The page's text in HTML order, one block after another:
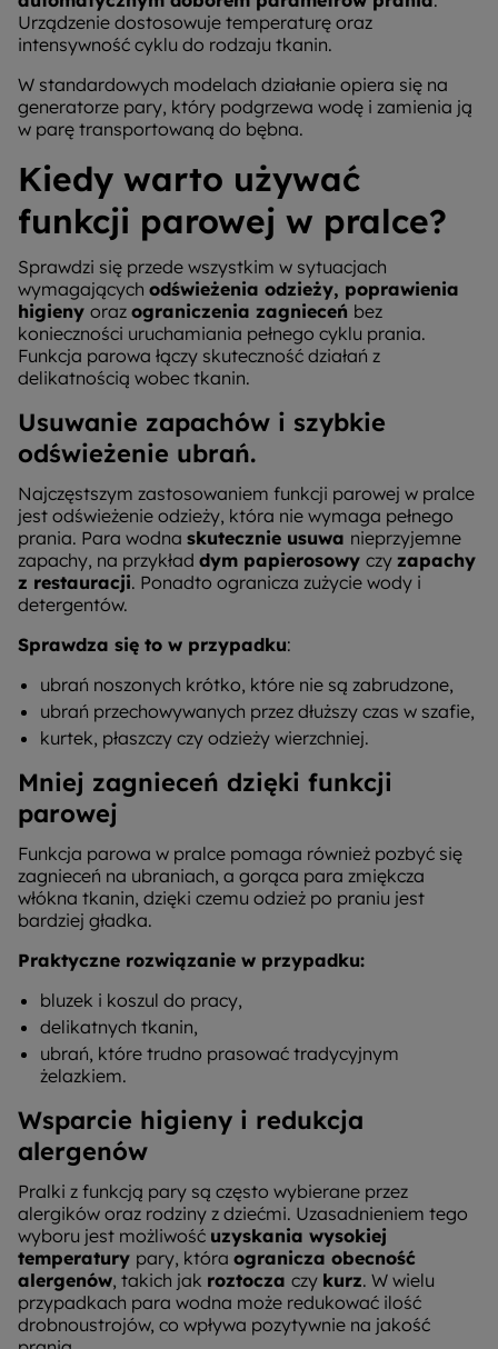
Urządzenie dostosowuje temperaturę oraz
intensywność cyklu do rodzaju tkanin.
W standardowych modelach działanie opiera się na
generatorze pary, który podgrzewa wodę i zamienia ją
w parę transportowaną do bębna.
Kiedy warto używać
funkcji parowej w pralce?
Sprawdzi się przede wszystkim w sytuacjach
wymagających odświeżenia odzieży, poprawienia
higieny oraz ograniczenia zagnieceń bez
konieczności uruchamiania pełnego cyklu prania.
Funkcja parowa łączy skuteczność działań z
delikatnością wobec tkanin.
Usuwanie zapachów i szybkie
odświeżenie ubrań.
Najczęstszym zastosowaniem funkcji parowej w pralce
jest odświeżenie odzieży, która nie wymaga pełnego
prania. Para wodna skutecznie usuwa nieprzyjemne
zapachy, na przykład dym papierosowy czy zapachy
z restauracji. Ponadto ogranicza zużycie wody i
detergentów.
Sprawdza się to w przypadku:
ubrań noszonych krótko, które nie są zabrudzone,
ubrań przechowywanych przez dłuższy czas w szafie,
kurtek, płaszczy czy odzieży wierzchniej.
Mniej zagnieceń dzięki funkcji
parowej
Funkcja parowa w pralce pomaga również pozbyć się
zagnieceń na ubraniach, a gorąca para zmiękcza
włókna tkanin, dzięki czemu odzież po praniu jest
bardziej gładka.
Praktyczne rozwiązanie w przypadku:
bluzek i koszul do pracy,
delikatnych tkanin,
ubrań, które trudno prasować tradycyjnym
żelazkiem.
Wsparcie higieny i redukcja
alergenów
Pralki z funkcją pary są często wybierane przez
alergików oraz rodziny z dziećmi. Uzasadnieniem tego
wyboru jest możliwość uzyskania wysokiej
temperatury pary, która ogranicza obecność
alergenów, takich jak roztocza czy kurz. W wielu
przypadkach para wodna może redukować ilość
drobnoustrojów, co wpływa pozytywnie na jakość